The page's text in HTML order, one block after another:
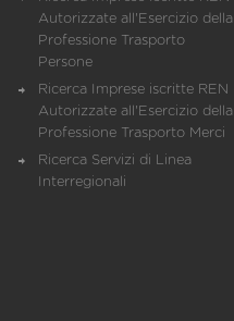
Autorizzate all'Esercizio della
Professione Trasporto
Persone
Ricerca Imprese iscritte REN
Autorizzate all'Esercizio della
Professione Trasporto Merci
Ricerca Servizi di Linea
Interregionali